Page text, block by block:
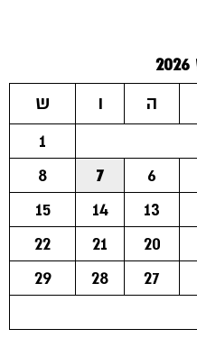
ה ו
ש
1
6
7
8
13
14
15
20
21
22
27
28
29